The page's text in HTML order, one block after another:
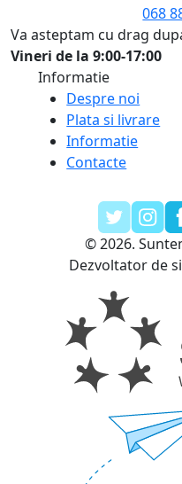
068
Va asteptam cu drag
Vineri de la 9:00-17:00
Informatie
Despre noi
Plata si livrare
Informatie
Contacte
© 2026.
Dezvoltator de